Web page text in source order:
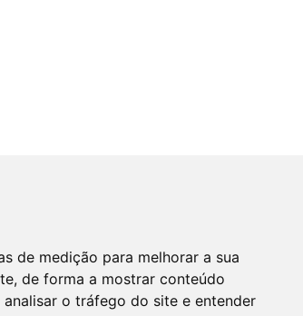
de medição para melhorar a sua
de forma a mostrar conteúdo
o tráfego do site e entender